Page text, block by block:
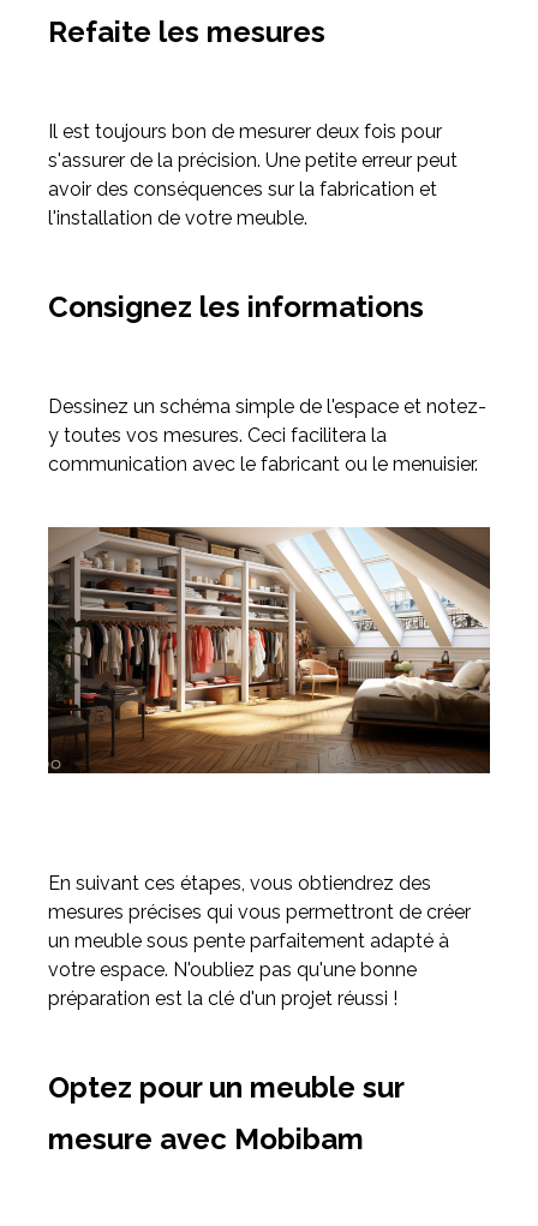
Refaite les mesures
Il est toujours bon de mesurer deux fois pour
s'assurer de la précision. Une petite erreur peut
avoir des conséquences sur la fabrication et
l'installation de votre meuble.
Consignez les informations
Dessinez un schéma simple de l'espace et notez-
y toutes vos mesures. Ceci facilitera la
communication avec le fabricant ou le menuisier.
En suivant ces étapes, vous obtiendrez des
mesures précises qui vous permettront de créer
un meuble sous pente parfaitement adapté à
votre espace. N'oubliez pas qu'une bonne
préparation est la clé d'un projet réussi !
Optez pour un meuble sur
mesure avec Mobibam